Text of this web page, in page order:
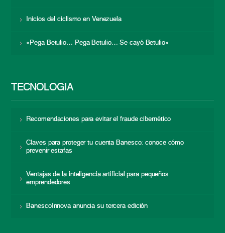
Inicios del ciclismo en Venezuela
«Pega Betulio… Pega Betulio… Se cayó Betulio»
TECNOLOGÍA
Recomendaciones para evitar el fraude cibernético
Claves para proteger tu cuenta Banesco: conoce cómo
prevenir estafas
Ventajas de la inteligencia artificial para pequeños
emprendedores
BanescoInnova anuncia su tercera edición